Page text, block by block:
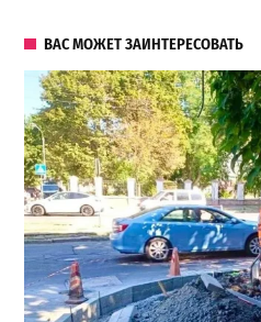
ВАС МОЖЕТ ЗАИНТЕРЕСОВАТЬ